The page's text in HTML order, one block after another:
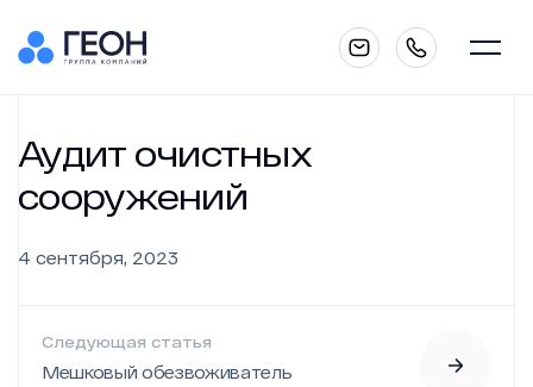
Главная
О компании
Аудит очистных
сооружений
4 сентября, 2023
Следующая статья
Мешковый обезвоживатель